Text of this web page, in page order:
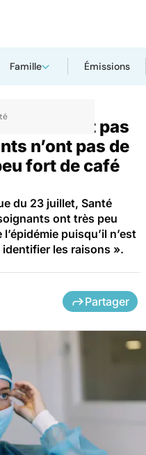
Famille Émissions
ne sait pas
n’ont pas de
fort de café
du 23 juillet, Santé
ont très peu
puisqu’il n’est
identifier les raisons ».
Partager